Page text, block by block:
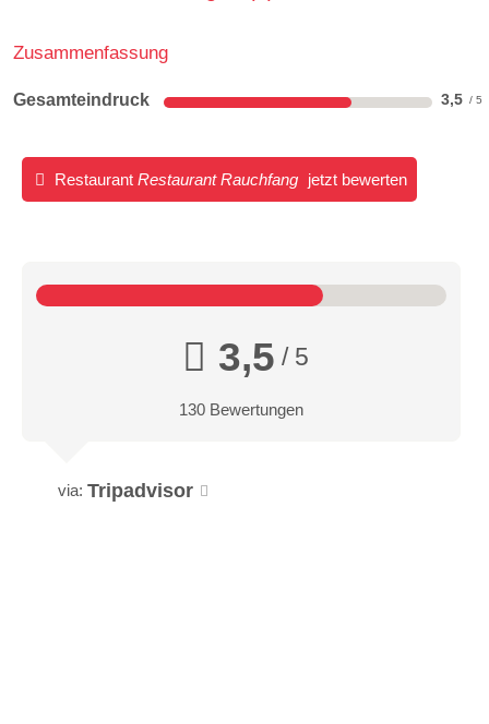
Zusammenfassung
Gesamteindruck 3,5
Restaurant Restaurant Rauchfang jetzt bewerten
3,5 / 5
130 Bewertungen
via: Tripadvisor